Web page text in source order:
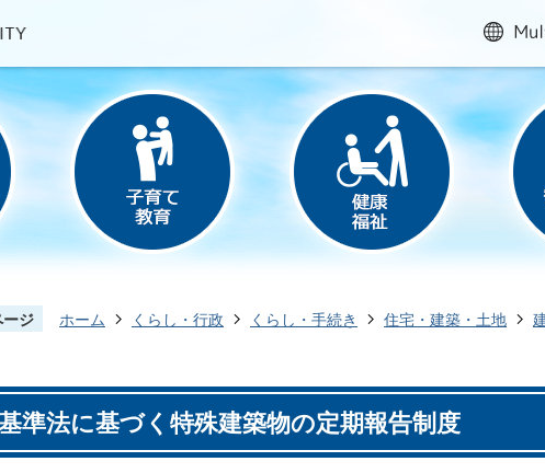
ジ ホーム くらし・行政 くらし・手続き 住宅・建築・土地
準法に基づく特殊建築物の定期報告制度